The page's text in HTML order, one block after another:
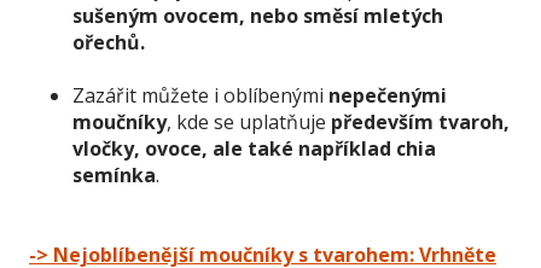
sušeným ovocem, nebo směsí mletých
ořechů.
Zazářit můžete i oblíbenými nepečenými
moučníky, kde se uplatňuje především tvaroh,
vločky, ovoce, ale také například chia
semínka.
-> Nejoblíbenější moučníky s tvarohem: Vrhněte